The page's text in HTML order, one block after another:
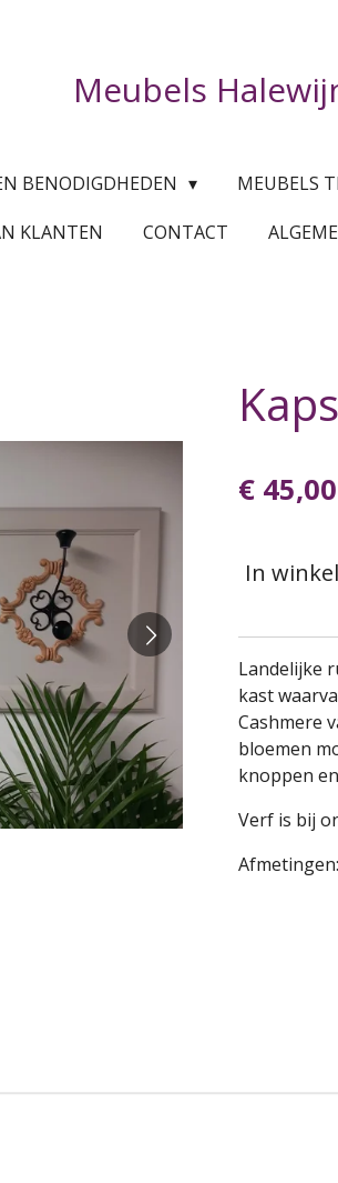
Meubels
BENODIGDHEDEN MEUBELS
KLANTEN CONTACT
€ 45,00
In
Landelijke
kast
Cashmere
bloemen
knoppen
Verf is bij